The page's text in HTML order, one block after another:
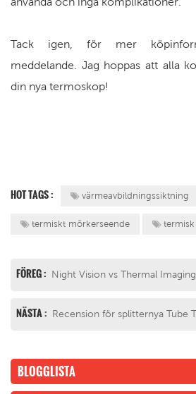
Tack igen, för mer
meddelande. Jag hoppas att alla
din nya termoskop!
HOT TAGS : värmeavbildningssiktning
termiskt mörkerseende
FÖREG : Night Vision vs Thermal Imaging
NÄSTA : Recension för splitternya Tube
BLOGGLISTA